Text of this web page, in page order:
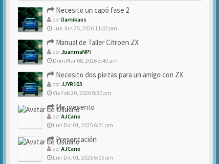
Necesito un capó fase 2
porDamikaos
Jue Jun 25, 2026 11:32 pm
Manual de Taller Citroën ZX
porJuanmaNPI
Dom Mar 08, 2026 3:40 am
Necesito dos piezas para un amigo con ZX.
porJJYR103
Vie Feb 20, 2026 8:30 pm
Me presento
porAJCano
Lun Dic 01, 2025 6:21 pm
Presentación
porAJCano
Lun Dic 01, 2025 6:05 pm